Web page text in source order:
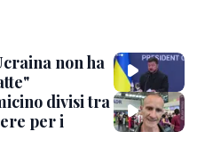
non ha
divisi tra
per i